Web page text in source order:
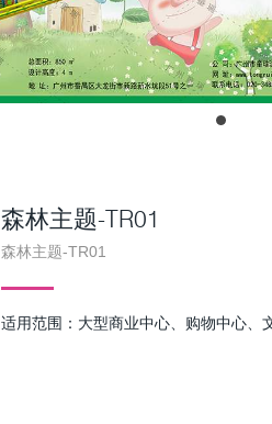
森林主题-TR01
森林主题-TR01
适用范围：大型商业中心、购物中心、